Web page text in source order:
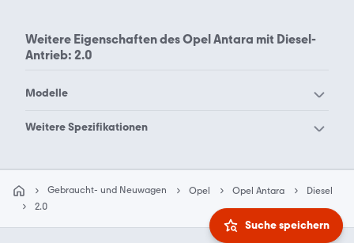
Suche speichern
Weitere Eigenschaften desOpel Antara mit Diesel-
Antrieb: 2.0
Modelle
Opel Adam
Opel Antara
Opel Arena
Opel Astra Electric
Opel Calibra
Weitere Spezifikationen
Gebraucht- und Neuwagen Opel Opel Antara
Diesel
2.0